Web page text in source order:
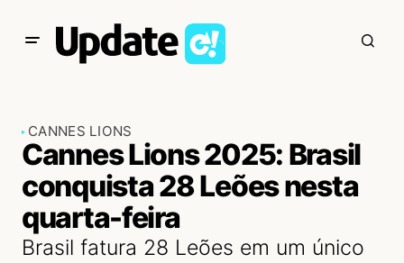
CANNES LIONS
Cannes Lions 2025: Brasil
conquista 28 Leões nesta
quarta-feira
Brasil fatura 28 Leões em um único